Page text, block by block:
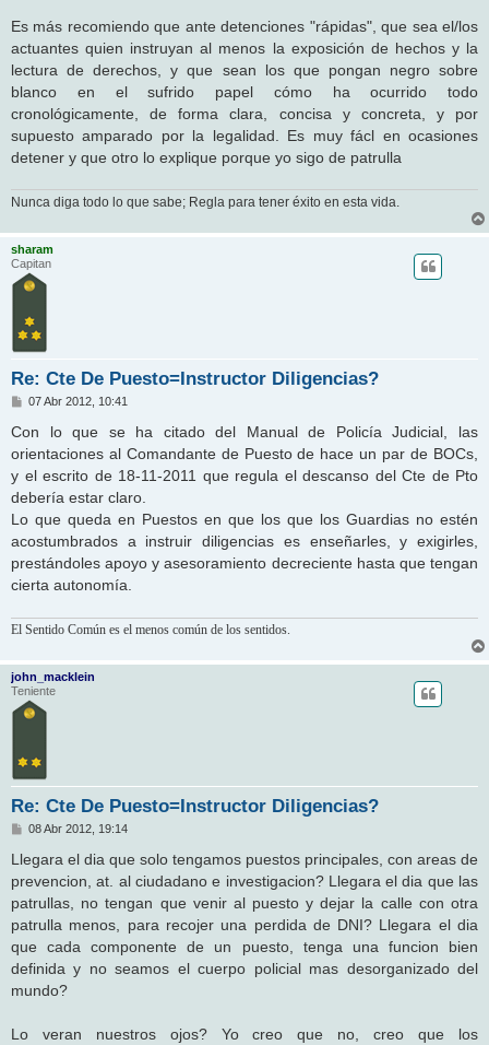
Es más recomiendo que ante detenciones "rápidas", que sea el/los
actuantes quien instruyan al menos la exposición de hechos y la
lectura de derechos, y que sean los que pongan negro sobre
blanco en el sufrido papel cómo ha ocurrido todo
cronológicamente, de forma clara, concisa y concreta, y por
supuesto amparado por la legalidad. Es muy fácl en ocasiones
detener y que otro lo explique porque yo sigo de patrulla
Nunca diga todo lo que sabe; Regla para tener éxito en esta vida.
sharam
Capitan
Re: Cte De Puesto=Instructor Diligencias?
M
n
a
e
07 Abr 2012, 10:41
Con lo que se ha citado del Manual de Policía Judicial, las
orientaciones al Comandante de Puesto de hace un par de BOCs,
y el escrito de 18-11-2011 que regula el descanso del Cte de Pto
debería estar claro.
Lo que queda en Puestos en que los que los Guardias no estén
acostumbrados a instruir diligencias es enseñarles, y exigirles,
prestándoles apoyo y asesoramiento decreciente hasta que tengan
cierta autonomía.
El Sentido Común es el menos común de los sentidos.
john_macklein
Teniente
Re: Cte De Puesto=Instructor Diligencias?
M
n
a
j
e
08 Abr 2012, 19:14
Llegara el dia que solo tengamos puestos principales, con areas de
prevencion, at. al ciudadano e investigacion? Llegara el dia que las
patrullas, no tengan que venir al puesto y dejar la calle con otra
patrulla menos, para recojer una perdida de DNI? Llegara el dia
que cada componente de un puesto, tenga una funcion bien
definida y no seamos el cuerpo policial mas desorganizado del
mundo?
Lo veran nuestros ojos? Yo creo que no, creo que los